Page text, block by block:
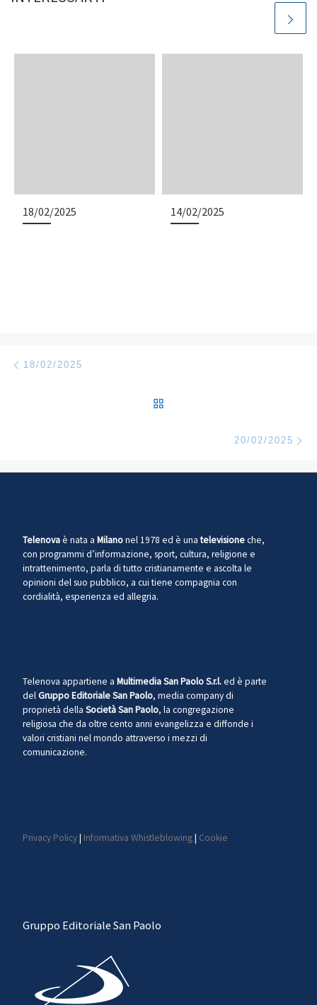
18/02/2025 14/02/2025
Navigazione articoli
18/02/2025
20/02/2025
Telenovaè nata a Milanonel 1978 ed è unatelevisioneche,
con programmi d’informazione, sport, cultura, religione e
intrattenimento, parla di tutto cristianamente e ascolta le
opinioni del suo pubblico, a cui tiene compagnia con
cordialità, esperienza ed allegria.
Telenova appartiene a Multimedia San Paolo S.r.l.ed è parte
delGruppo Editoriale San Paolo, media company di
proprietà della Società San Paolo, la congregazione
religiosa che da oltre cento anni evangelizza e diffonde i
valori cristiani nel mondo attraverso i mezzi di
comunicazione.
Privacy Policy| Informativa Whistleblowing| Cookie
Gruppo Editoriale San Paolo